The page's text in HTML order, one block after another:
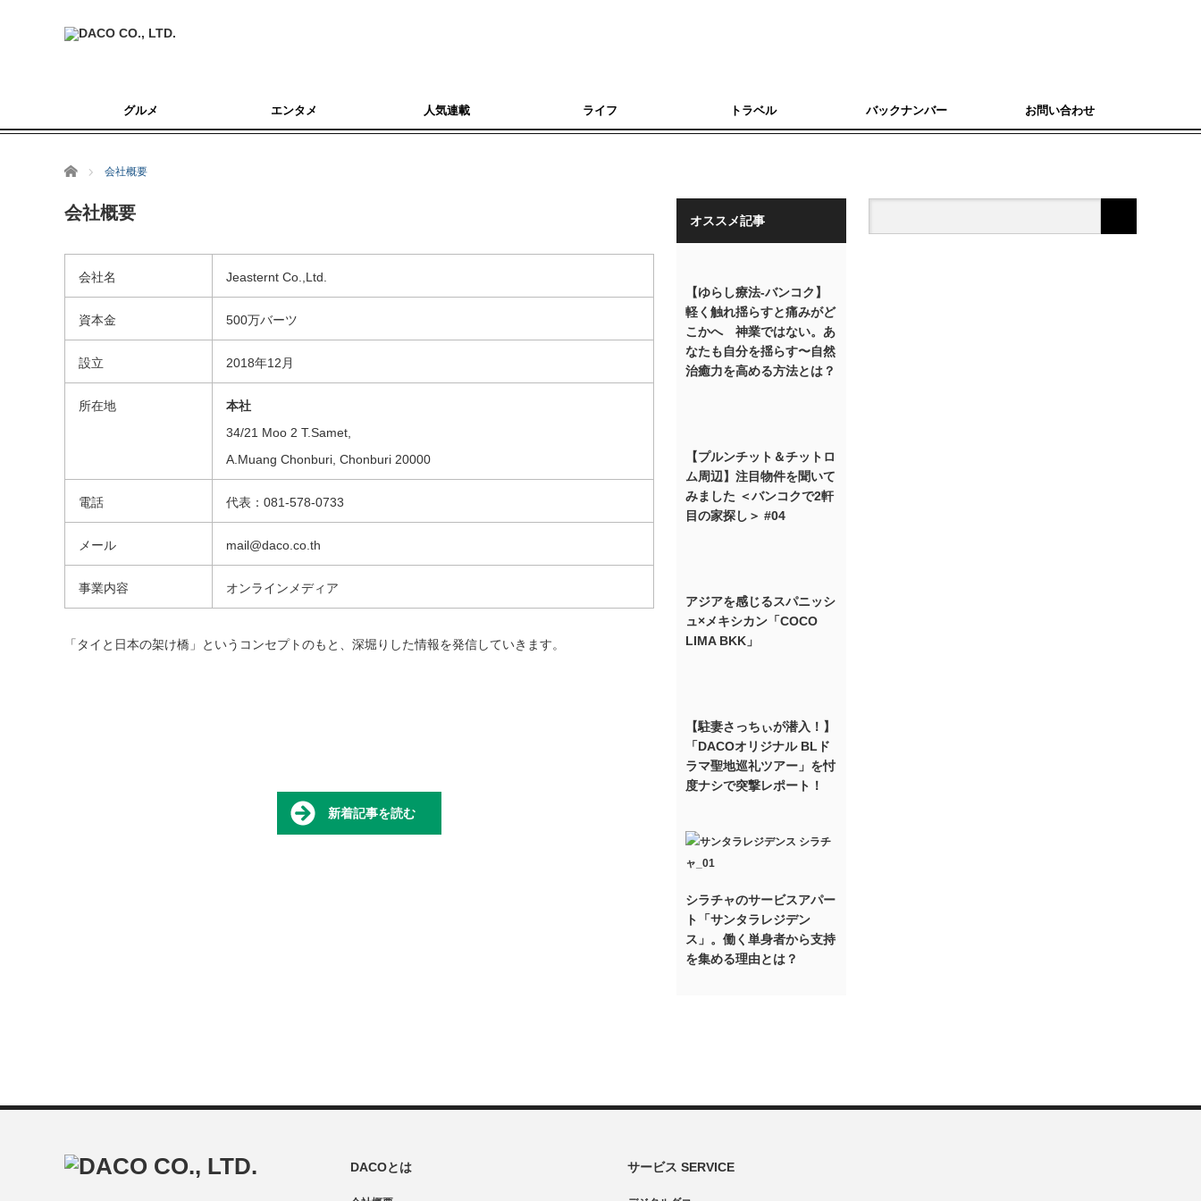
グルメ エンタメ 人気連載 ライフ トラベル バックナンバー お問い合わせ
ホーム 会社概要
会社概要
会社名 Jeasternt Co.,Ltd.
資本金 500万バーツ
設立 2018年12月
所在地
本社
34/21 Moo 2 T.Samet,
A.Muang Chonburi, Chonburi 20000
電話 代表：081-578-0733
メール mail@daco.co.th
事業内容 オンラインメディア
「タイと日本の架け橋」というコンセプトのもと、深堀りした情報を発信していきます。
新着記事を読む
オススメ記事
【ゆらし療法-バンコク】
軽く触れ揺らすと痛みがど
こかへ 神業ではない。あ
なたも自分を揺らす〜自然
治癒力を高める方法とは？
【プルンチット＆チットロ
ム周辺】注目物件を聞いて
みました ＜バンコクで2軒
目の家探し＞ #04
アジアを感じるスパニッシ
ュ×メキシカン「COCO
LIMA BKK」
【駐妻さっちぃが潜入！】
「DACOオリジナル BLド
ラマ聖地巡礼ツアー」を忖
度ナシで突撃レポート！
シラチャのサービスアパー
ト「サンタラレジデン
ス」。働く単身者から支持
を集める理由とは？
DACOとは サービス SERVICE